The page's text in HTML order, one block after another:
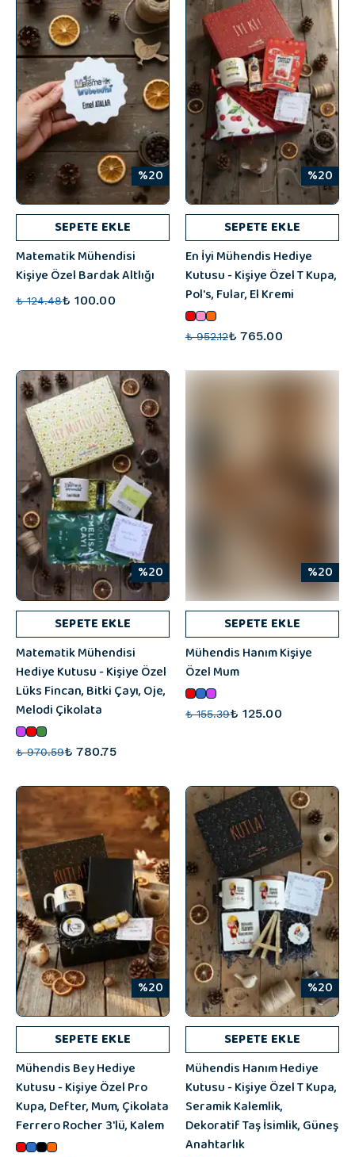
%20
SEPETE EKLE
Matematik Mühendisi
Kişiye Özel Bardak Altlığı
₺ 124.48₺ 100.00
%20
SEPETE EKLE
En İyi Mühendis Hediye
Kutusu - Kişiye Özel T Kupa,
Pol's, Fular, El Kremi
₺ 952.12₺ 765.00
%20
SEPETE EKLE
Matematik Mühendisi
Hediye Kutusu - Kişiye Özel
Lüks Fincan, Bitki Çayı, Oje,
Melodi Çikolata
₺ 970.59₺ 780.75
%20
SEPETE EKLE
Mühendis Hanım Kişiye
Özel Mum
₺ 155.39₺ 125.00
%20
SEPETE EKLE
Mühendis Bey Hediye
Kutusu - Kişiye Özel Pro
Kupa, Defter, Mum, Çikolata
Ferrero Rocher 3'lü, Kalem
%20
SEPETE EKLE
Mühendis Hanım Hediye
Kutusu - Kişiye Özel T Kupa,
Seramik Kalemlik,
Dekoratif Taş İsimlik, Güneş
Anahtarlık